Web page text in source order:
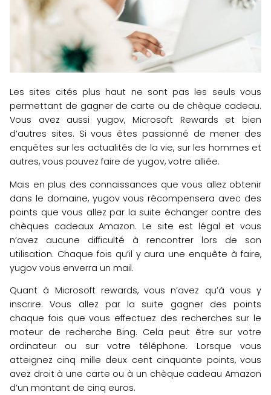
Les sites cités plus haut ne sont pas les seuls vous
permettant de gagner de carte ou de chèque cadeau.
Vous avez aussi yugov, Microsoft Rewards et bien
d’autres sites. Si vous êtes passionné de mener des
enquêtes sur les actualités de la vie, sur les hommes et
autres, vous pouvez faire de yugov, votre alliée.
Mais en plus des connaissances que vous allez obtenir
dans le domaine, yugov vous récompensera avec des
points que vous allez par la suite échanger contre des
chèques cadeaux Amazon. Le site est légal et vous
n’avez aucune difficulté à rencontrer lors de son
utilisation. Chaque fois qu’il y aura une enquête à faire,
yugov vous enverra un mail.
Quant à Microsoft rewards, vous n’avez qu’à vous y
inscrire. Vous allez par la suite gagner des points
chaque fois que vous effectuez des recherches sur le
moteur de recherche Bing. Cela peut être sur votre
ordinateur ou sur votre téléphone. Lorsque vous
atteignez cinq mille deux cent cinquante points, vous
avez droit à une carte ou à un chèque cadeau Amazon
d’un montant de cinq euros.